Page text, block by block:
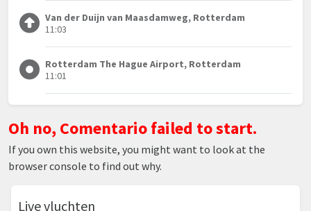
Van der Duijn van Maasdamweg, Rotterdam
11:03
Rotterdam The Hague Airport, Rotterdam
11:01
Oh no, Comentario failed to start.
If you own this website, you might want to look at the
browser console to find out why.
Live vluchten